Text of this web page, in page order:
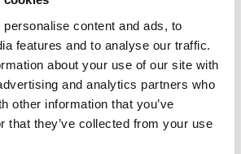
content and ads, to
features and to analyse our traffic.
about your use of our site with
and analytics partners who
other information that you’ve
that they’ve collected from your use